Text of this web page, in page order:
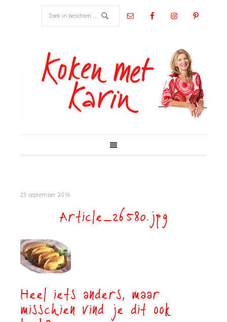
23 september 2016
Article_26580.jpg
Heel iets anders, maar
misschien vind je dit ook